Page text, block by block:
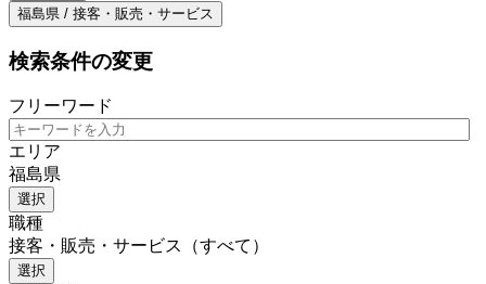
福島県 / 接客・販売・サービス
検索条件の変更
フリーワード
エリア
福島県
選択
職種
接客・販売・サービス（すべて）
選択